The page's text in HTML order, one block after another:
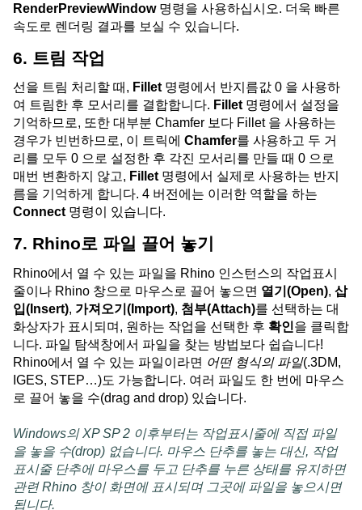
RenderPreviewWindow명령을 사용하십시오. 더욱 빠른
속도로 렌더링 결과를 보실 수 있습니다.
6. 트림 작업
선을 트림 처리할 때, Fillet명령에서 반지름값 0 을 사용하
여 트림한 후 모서리를 결합합니다. Fillet명령에서 설정을
기억하므로, 또한 대부분 Chamfer 보다 Fillet 을 사용하는
경우가 빈번하므로, 이 트릭에 Chamfer를 사용하고 두 거
리를 모두 0 으로 설정한 후 각진 모서리를 만들 때 0 으로
매번 변환하지 않고, Fillet명령에서 실제로 사용하는 반지
름을 기억하게 합니다. 4 버전에는 이러한 역할을 하는
Connect명령이 있습니다.
7. Rhino로 파일 끌어 놓기
Rhino에서 열 수 있는 파일을 Rhino 인스턴스의 작업표시
줄이나 Rhino 창으로 마우스로 끌어 놓으면 열기(Open), 삽
입(Insert), 가져오기(Import), 첨부(Attach)를 선택하는 대
화상자가 표시되며, 원하는 작업을 선택한 후 확인을 클릭합
니다. 파일 탐색창에서 파일을 찾는 방법보다 쉽습니다!
Rhino에서 열 수 있는 파일이라면 어떤 형식의 파일(.3DM,
IGES, STEP…)도 가능합니다. 여러 파일도 한 번에 마우스
로 끌어 놓을 수(drag and drop) 있습니다.
Windows의 XP SP 2 이후부터는 작업표시줄에 직접 파일
을 놓을 수(drop) 없습니다. 마우스 단추를 놓는 대신, 작업
표시줄 단추에 마우스를 두고 단추를 누른 상태를 유지하면
관련 Rhino 창이 화면에 표시되며 그곳에 파일을 놓으시면
됩니다.